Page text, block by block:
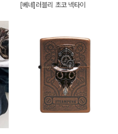
[베네]러블리 초코 넥타이